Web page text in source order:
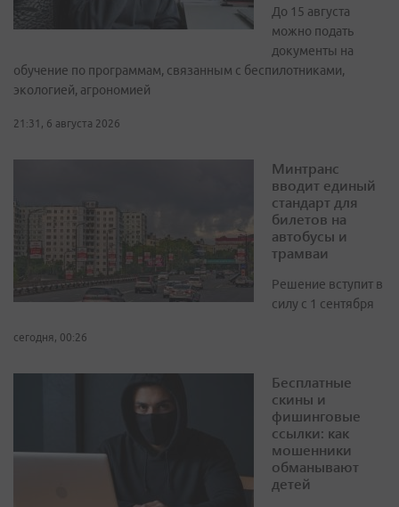
До 15 августа
можно подать
документы на
обучение по программам, связанным с беспилотниками,
экологией, агрономией
21:31, 6 августа 2026
Минтранс
вводит единый
стандарт для
билетов на
автобусы и
трамваи
Решение вступит в
силу с 1 сентября
сегодня, 00:26
Бесплатные
скины и
фишинговые
ссылки: как
мошенники
обманывают
детей